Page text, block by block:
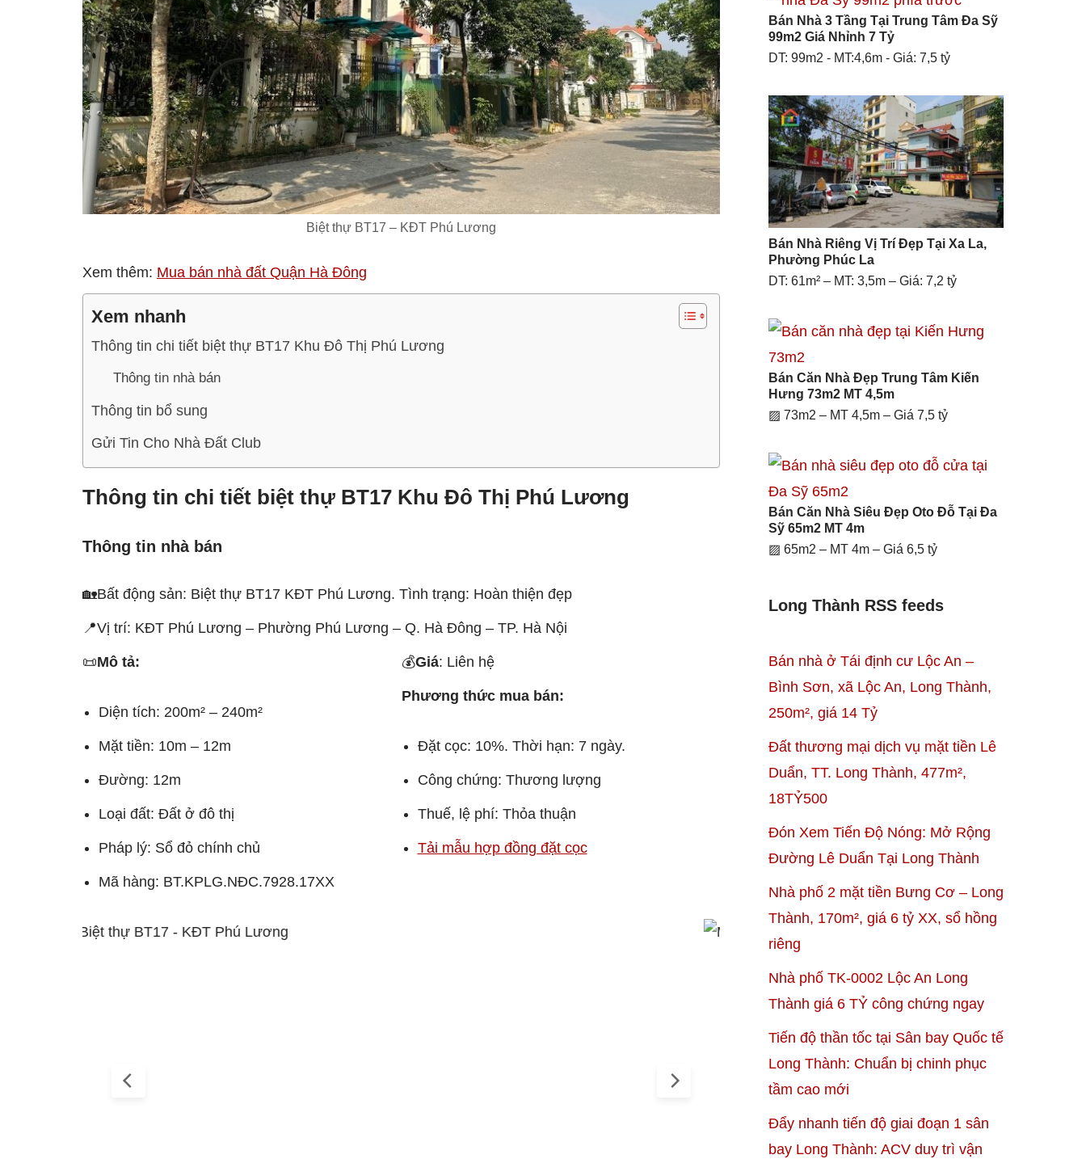
Biệt thự BT17 – KĐT Phú Lương
Xem thêm: Mua bán nhà đất Quận Hà Đông
Xem nhanh
Thông tin chi tiết biệt thự BT17 Khu Đô Thị Phú Lương
Thông tin nhà bán
Thông tin bổ sung
Gửi Tin Cho Nhà Đất Club
Thông tin chi tiết biệt thự BT17 Khu Đô Thị Phú Lương
Thông tin nhà bán
🏡Bất động sản: Biệt thự BT17 KĐT Phú Lương. Tình trạng: Hoàn thiện đẹp
📍Vị trí: KĐT Phú Lương – Phường Phú Lương – Q. Hà Đông – TP. Hà Nội
📜Mô tả:
Diện tích: 200m² – 240m²
Mặt tiền: 10m – 12m
Đường: 12m
Loại đất: Đất ở đô thị
Pháp lý: Sổ đỏ chính chủ
Mã hàng: BT.KPLG.NĐC.7928.17XX
💰Giá: Liên hệ
Phương thức mua bán:
Đặt cọc: 10%. Thời hạn: 7 ngày.
Công chứng: Thương lượng
Thuế, lệ phí: Thỏa thuận
Tải mẫu hợp đồng đặt cọc
Bán Nhà 3 Tầng Tại Trung Tâm Đa Sỹ
99m2 Giá Nhỉnh 7 Tỷ
DT: 99m2 - MT:4,6m - Giá: 7,5 tỷ
Bán Nhà Riêng Vị Trí Đẹp Tại Xa La,
Phường Phúc La
DT: 61m² – MT: 3,5m – Giá: 7,2 tỷ
Bán Căn Nhà Đẹp Trung Tâm Kiến
Hưng 73m2 MT 4,5m
▨ 73m2 – MT 4,5m – Giá 7,5 tỷ
Bán Căn Nhà Siêu Đẹp Oto Đỗ Tại Đa
Sỹ 65m2 MT 4m
▨ 65m2 – MT 4m – Giá 6,5 tỷ
Long Thành RSS feeds
Bán nhà ở Tái định cư Lộc An –
Bình Sơn, xã Lộc An, Long Thành,
250m², giá 14 Tỷ
Đất thương mại dịch vụ mặt tiền Lê
Duẩn, TT. Long Thành, 477m²,
18TỶ500
Đón Xem Tiến Độ Nóng: Mở Rộng
Đường Lê Duẩn Tại Long Thành
Nhà phố 2 mặt tiền Bưng Cơ – Long
Thành, 170m², giá 6 tỷ XX, sổ hồng
riêng
Nhà phố TK-0002 Lộc An Long
Thành giá 6 TỶ công chứng ngay
Tiến độ thần tốc tại Sân bay Quốc tế
Long Thành: Chuẩn bị chinh phục
tầm cao mới
Đẩy nhanh tiến độ giai đoạn 1 sân
bay Long Thành: ACV duy trì vận